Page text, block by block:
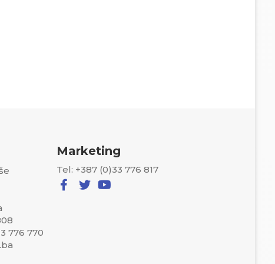
776 770
Marketing
Tel: +387 (0)33 776 817